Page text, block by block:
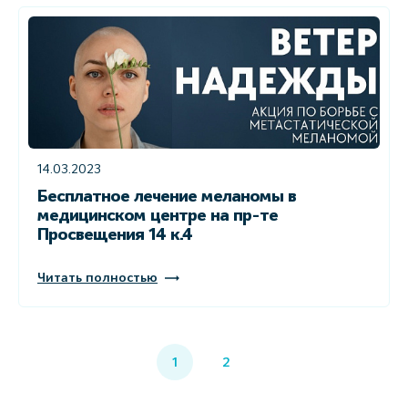
14.03.2023
Бесплатное лечение меланомы в
медицинском центре на пр-те
Просвещения 14 к.4
Читать полностью
1 2